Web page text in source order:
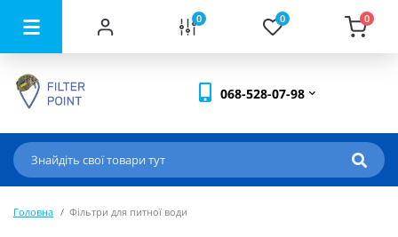
0 0 0
068-528-07-98
Головна Фільтри для питної води